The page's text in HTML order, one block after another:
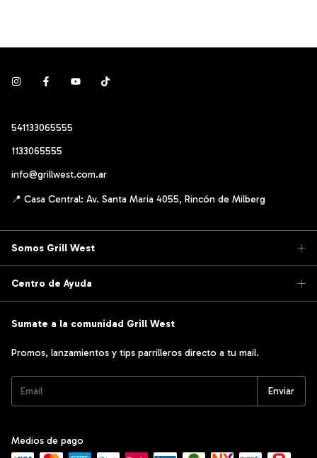
541133065555
1133065555
info@grillwest.com.ar
Somos Grill West
Centro de Ayuda
Sumate a la comunidad Grill West
Promos, lanzamientos y tips parrilleros directo a tu mail.
Medios de pago